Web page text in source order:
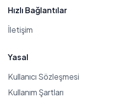
Hızlı Bağlantılar
İletişim
Yasal
Kullanıcı Sözleşmesi
Kullanım Şartları